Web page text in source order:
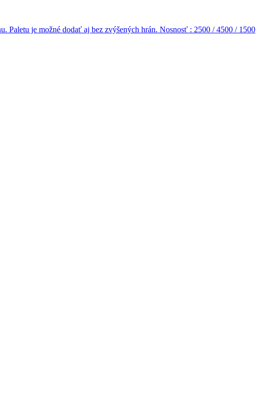
Paletu je možné dodať aj bez zvýšených hrán. Nosnosť : 2500 / 4500 / 1500